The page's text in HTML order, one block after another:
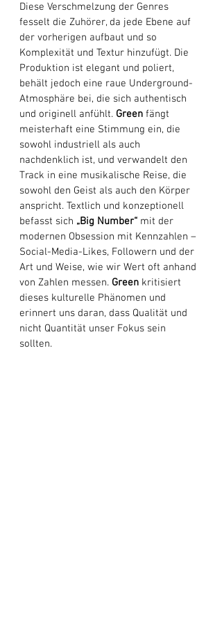
Diese Verschmelzung der Genres
fesselt die Zuhörer, da jede Ebene auf
der vorherigen aufbaut und so
Komplexität und Textur hinzufügt. Die
Produktion ist elegant und poliert,
behält jedoch eine raue Underground-
Atmosphäre bei, die sich authentisch
und originell anfühlt. Green fängt
meisterhaft eine Stimmung ein, die
sowohl industriell als auch
nachdenklich ist, und verwandelt den
Track in eine musikalische Reise, die
sowohl den Geist als auch den Körper
anspricht. Textlich und konzeptionell
befasst sich „Big Number“ mit der
modernen Obsession mit Kennzahlen –
Social-Media-Likes, Followern und der
Art und Weise, wie wir Wert oft anhand
von Zahlen messen. Green kritisiert
dieses kulturelle Phänomen und
erinnert uns daran, dass Qualität und
nicht Quantität unser Fokus sein
sollten.